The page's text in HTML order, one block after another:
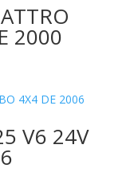
2000
V6 24V